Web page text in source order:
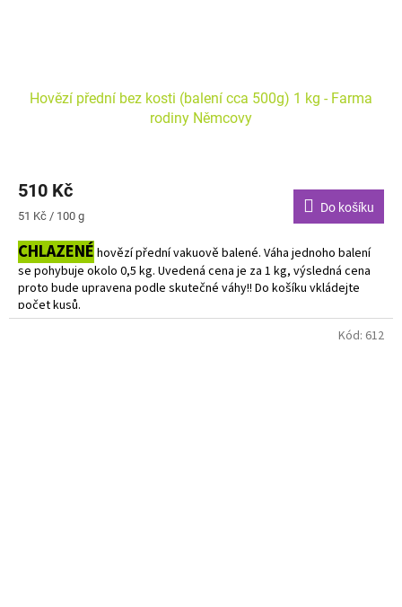
Hovězí přední bez kosti (balení cca 500g) 1 kg - Farma
rodiny Němcovy
510 Kč
Měrná
51 Kč / 100 g
Do košíku
CHLAZENÉ hovězí přední vakuově balené. Váha jednoho balení
se pohybuje okolo 0,5 kg. Uvedená cena je za 1 kg, výsledná cena
proto bude upravena podle skutečné váhy!! Do košíku vkládejte
počet kusů.
Kód: 612